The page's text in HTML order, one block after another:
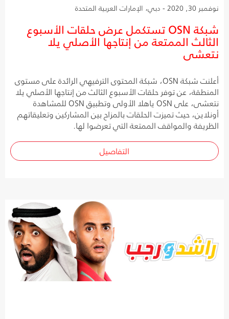
نوفمبر 30, 2020 - دبي، الإمارات العربية المتحدة
شبكة OSN تستكمل عرض حلقات الأسبوع
الثالث الممتعة من إنتاجها الأصلي يلا
نتعشى
أعلنت شبكة OSN، شبكة المحتوى الترفيهي الرائدة على مستوى
المنطقة، عن توفر حلقات الأسبوع الثالث من إنتاجها الأصلي يلا
نتعشى، على OSN ياهلا الأولى وتطبيق OSN للمشاهدة
أونلاين، حيث تميزت الحلقات بالمزاح بين المشاركين وتعليقاتهم
الظريفة والمواقف الممتعة التي تعرضوا لها.
التفاصيل